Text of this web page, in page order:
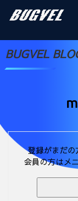
BUGVEL
登録がまだの
会員の方はメ